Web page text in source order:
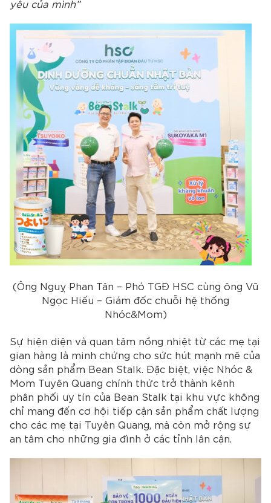
yêu của mình”
(Ông Nguỵ Phan Tân – Phó TGĐ HSC cùng ông Vũ
Ngọc Hiếu – Giám đốc chuỗi hệ thống
Nhóc&Mom)
Sự hiện diện và quan tâm nồng nhiệt từ các mẹ tại
gian hàng là minh chứng cho sức hút mạnh mẽ của
dòng sản phẩm Bean Stalk. Đặc biệt, việc Nhóc &
Mom Tuyên Quang chính thức trở thành kênh
phân phối uy tín của Bean Stalk tại khu vực không
chỉ mang đến cơ hội tiếp cận sản phẩm chất lượng
cho các mẹ tại Tuyên Quang, mà còn mở rộng sự
an tâm cho những gia đình ở các tỉnh lân cận.